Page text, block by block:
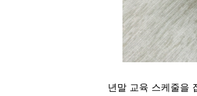
년말 교육 스케줄을